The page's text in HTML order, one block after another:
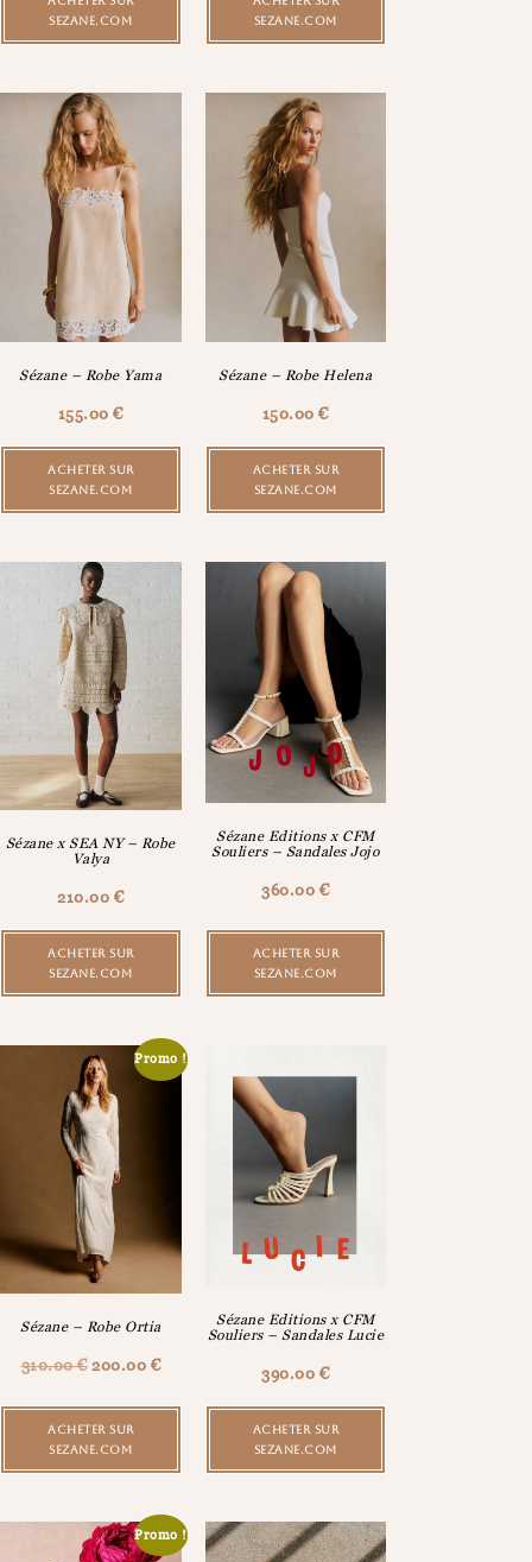
SEZANE.COM
SEZANE.COM
Sézane – Robe Yama
155.00€
ACHETER SUR
SEZANE.COM
Sézane – Robe Helena
150.00€
ACHETER SUR
SEZANE.COM
Sézane x SEA NY – Robe
Valya
210.00 €
ACHETER SUR
SEZANE.COM
Sézane Editions x CFM
Souliers – Sandales Jojo
360.00 €
ACHETER SUR
SEZANE.COM
Promo !
Sézane – Robe Ortia
310.00€ 200.00 €
ACHETER SUR
SEZANE.COM
Sézane Editions x CFM
Souliers – Sandales Lucie
390.00 €
ACHETER SUR
SEZANE.COM
Promo !